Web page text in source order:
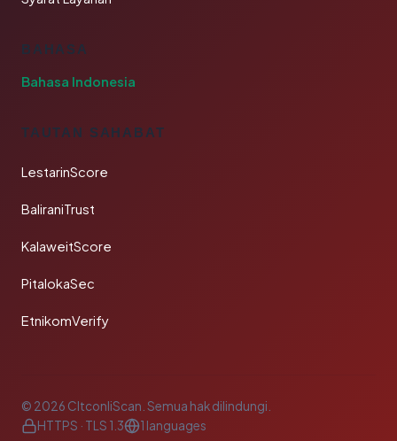
BAHASA
Bahasa Indonesia
TAUTAN SAHABAT
LestarinScore
BaliraniTrust
KalaweitScore
PitalokaSec
EtnikomVerify
© 2026 CltconliScan. Semua hak dilindungi.
HTTPS · TLS 1.3
1 languages